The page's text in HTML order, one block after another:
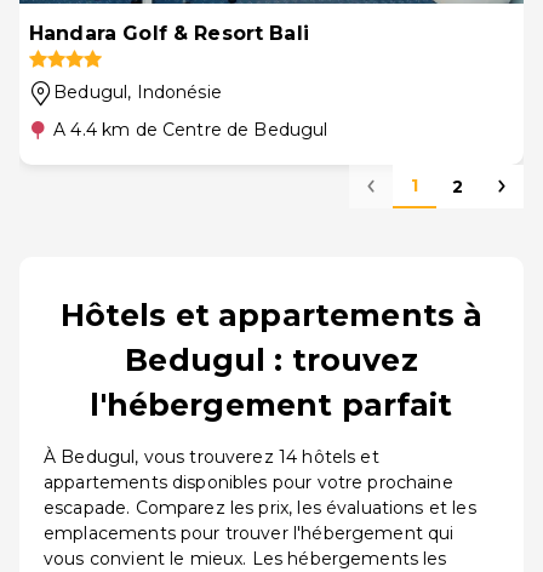
Handara Golf & Resort Bali
Bedugul, Indonésie
A 4.4 km de Centre de Bedugul
1 2
Hôtels et appartements à
Bedugul : trouvez
l'hébergement parfait
À Bedugul, vous trouverez 14 hôtels et
appartements disponibles pour votre prochaine
escapade. Comparez les prix, les évaluations et les
emplacements pour trouver l'hébergement qui
vous convient le mieux. Les hébergements les